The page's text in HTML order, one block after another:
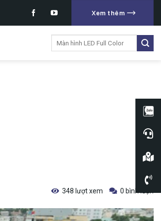
Xem thêm
348 lượt xem 0 bình luận